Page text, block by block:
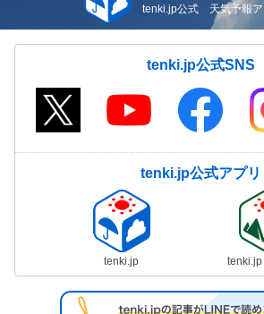
tenki.jp公式 天気予報ア
tenki.jp公式SNS
tenki.jp公式アプリ
tenki.jp